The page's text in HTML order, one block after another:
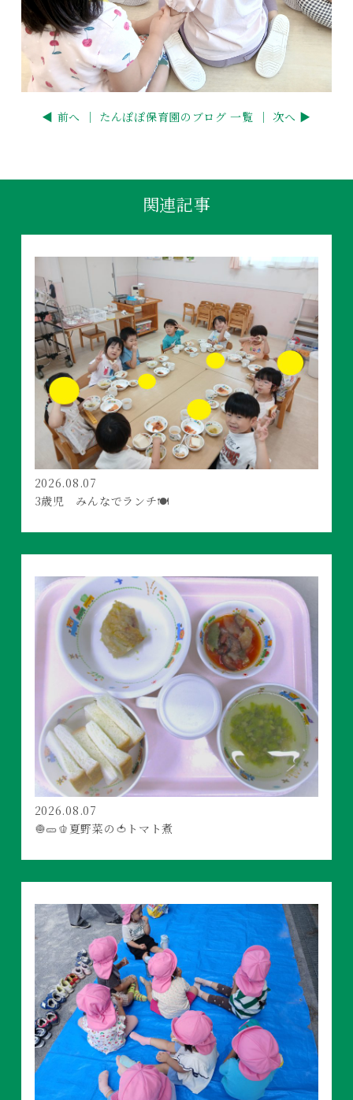
◀ 前へ ｜ たんぽぽ保育園のブログ 一覧 ｜ 次へ ▶
関連記事
2026.08.07
3歳児 みんなでランチ🍽️
2026.08.07
🧅🥒🫑夏野菜の🍅トマト煮